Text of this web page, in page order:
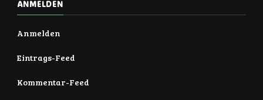
ANMELDEN
Anmelden
Eintrags-Feed
Kommentar-Feed